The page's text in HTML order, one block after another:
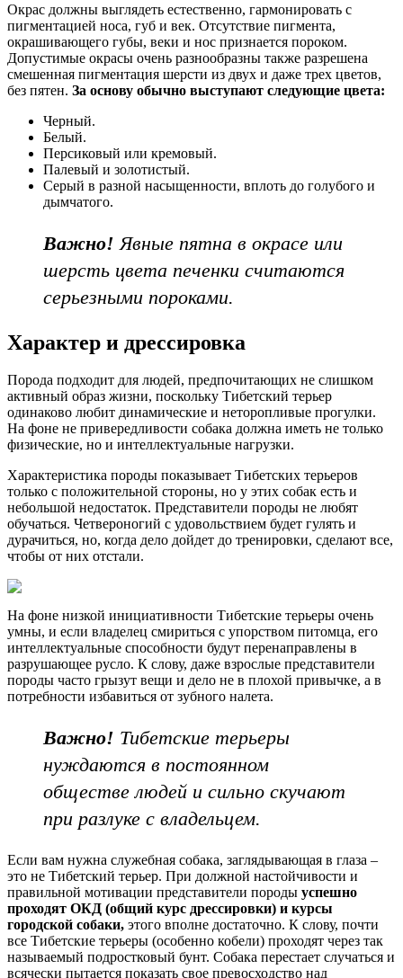
Окрас должны выглядеть естественно, гармонировать с
пигментацией носа, губ и век. Отсутствие пигмента,
окрашивающего губы, веки и нос признается пороком.
Допустимые окрасы очень разнообразны также разрешена
смешенная пигментация шерсти из двух и даже трех цветов,
без пятен. За основу обычно выступают следующие цвета:
Черный.
Белый.
Персиковый или кремовый.
Палевый и золотистый.
Серый в разной насыщенности, вплоть до голубого и
дымчатого.
Важно! Явные пятна в окрасе или
шерсть цвета печенки считаются
серьезными пороками.
Характер и дрессировка
Порода подходит для людей, предпочитающих не слишком
активный образ жизни, поскольку Тибетский терьер
одинаково любит динамические и неторопливые прогулки.
На фоне не привередливости собака должна иметь не только
физические, но и интеллектуальные нагрузки.
Характеристика породы показывает Тибетских терьеров
только с положительной стороны, но у этих собак есть и
небольшой недостаток. Представители породы не любят
обучаться. Четвероногий с удовольствием будет гулять и
дурачиться, но, когда дело дойдет до тренировки, сделают все,
чтобы от них отстали.
На фоне низкой инициативности Тибетские терьеры очень
умны, и если владелец смириться с упорством питомца, его
интеллектуальные способности будут перенаправлены в
разрушающее русло. К слову, даже взрослые представители
породы часто грызут вещи и дело не в плохой привычке, а в
потребности избавиться от зубного налета.
Важно! Тибетские терьеры
нуждаются в постоянном
обществе людей и сильно скучают
при разлуке с владельцем.
Если вам нужна служебная собака, заглядывающая в глаза –
это не Тибетский терьер. При должной настойчивости и
правильной мотивации представители породы успешно
проходят ОКД (общий курс дрессировки) и курсы
городской собаки, этого вполне достаточно. К слову, почти
все Тибетские терьеры (особенно кобели) проходят через так
называемый подростковый бунт. Собака перестает случаться и
всячески пытается показать свое превосходство над